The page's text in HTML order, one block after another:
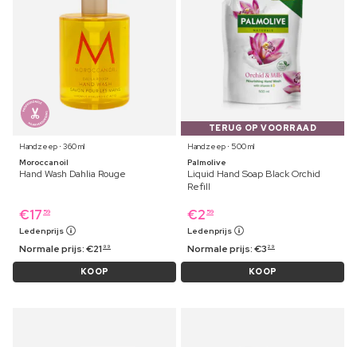
Handzeep ⋅ 360 ml
Moroccanoil
Hand Wash Dahlia Rouge
€17 59
Ledenprijs
Normale prijs:€21 99
KOOP
TERUG OP VOORRAAD
Handzeep ⋅ 500 ml
Palmolive
Liquid Hand Soap Black Orchid
Refill
€2 59
Ledenprijs
Normale prijs:€3 29
KOOP